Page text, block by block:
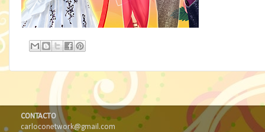
CONTACTO
carloconetwork@gmail.com